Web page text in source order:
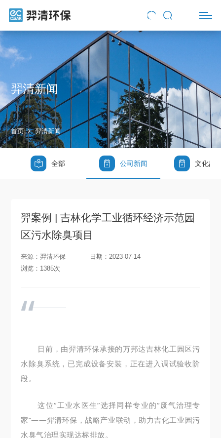
羿清新闻
首页 羿清新闻
全部 公司新闻 文化故
羿案例 | 吉林化学工业循环经济示范园
区污水除臭项目
来源：羿清环保
日期：2023-07-14
浏览：1385次
“
日前，由羿清环保承接的万邦达吉林化工园区污
水除臭系统，已完成设备安装，正在进入调试验收阶
段。
这位“工业水医生”选择同样专业的“废气治理专
家”——羿清环保，战略产业联动，助力吉化工业园污
水臭气治理实现达标排放。